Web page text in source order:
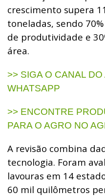
crescimento supera
toneladas, sendo
de produtividade e
área.
>> SIGA O CANAL
WHATSAPP
>> ENCONTRE
PARA O AGRO NO
A revisão combina
tecnologia. Foram
lavouras em 14
60 mil quilômetros